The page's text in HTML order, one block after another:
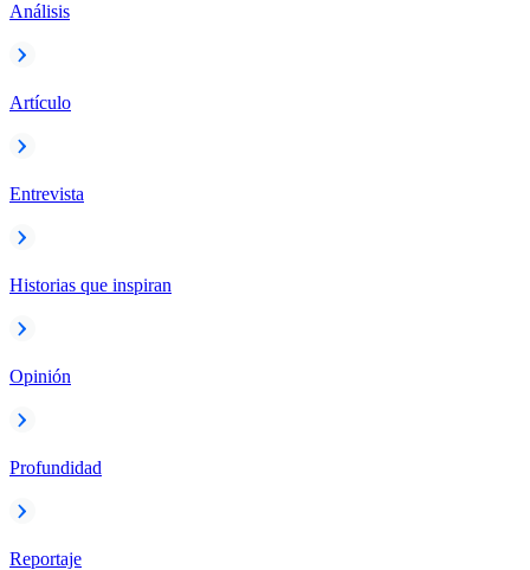
Análisis
Artículo
Entrevista
Historias que inspiran
Opinión
Profundidad
Reportaje